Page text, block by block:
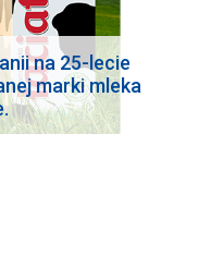
na 25-lecie
marki mleka